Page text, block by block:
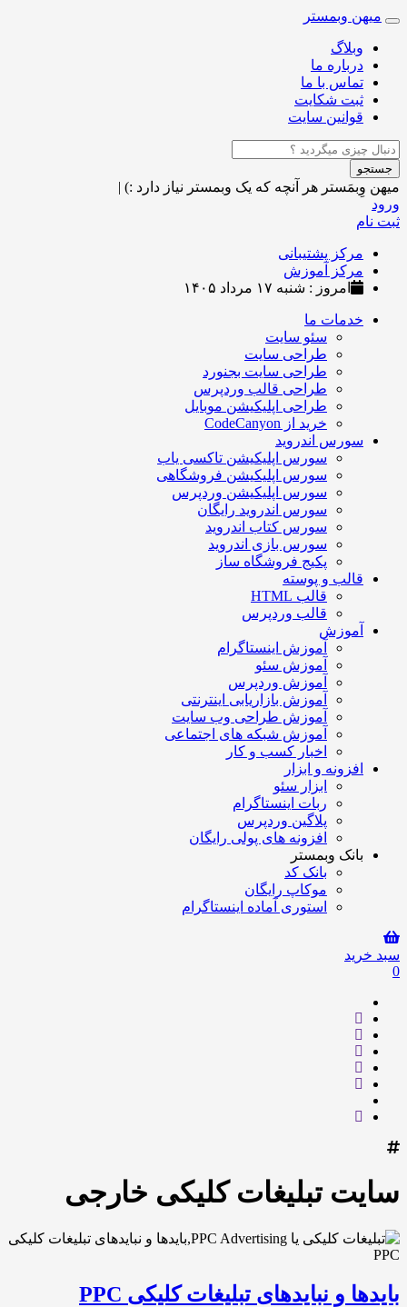
Toggle
navigation
میهن وبمستر
وبلاگ
درباره ما
تماس با ما
ثبت شکایت
قوانین سایت
جستجو
میهن وِبمَستر هر آنچه که یک وبمستر نیاز دارد :) |
ورود
ثبت نام
مرکز پشتیبانی
مرکز آموزش
امروز : شنبه ۱۷ مرداد ۱۴۰۵
خدمات ما
سئو سایت
طراحی سایت
طراحی سایت بجنورد
طراحی قالب وردپرس
طراحی اپلیکیشن موبایل
خرید از CodeCanyon
سورس اندروید
سورس اپلیکیشن تاکسی یاب
سورس اپلیکیشن فروشگاهی
سورس اپلیکیشن وردپرس
سورس اندروید رایگان
سورس کتاب اندروید
سورس بازی اندروید
پکیج فروشگاه ساز
قالب و پوسته
قالب HTML
قالب وردپرس
آموزش
آموزش اینستاگرام
آموزش سئو
آموزش وردپرس
آموزش بازاریابی اینترنتی
آموزش طراحی وب سایت
آموزش شبکه های اجتماعی
اخبار کسب و کار
افزونه و ابزار
ابزار سئو
ربات اینستاگرام
پلاگین وردپرس
افزونه های پولی رایگان
بانک وبمستر
بانک کد
موکاپ رایگان
استوری آماده اینستاگرام
سبد خرید
0
سایت تبلیغات کلیکی خارجی
بایدها و نبایدهای تبلیغات کلیکی PPC